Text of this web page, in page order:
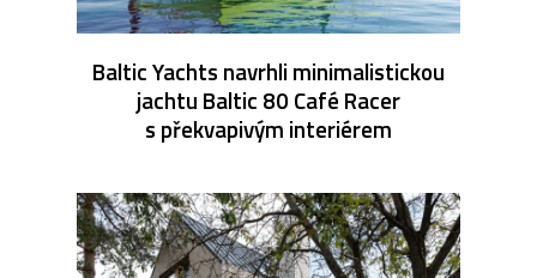
Baltic Yachts navrhli minimalistickou
jachtu Baltic 80 Café Racer
s překvapivým interiérem